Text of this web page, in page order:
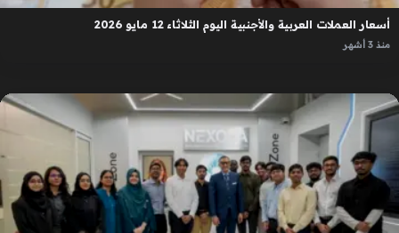
أسعار العملات العربية والأجنبية اليوم الثلاثاء 12 مايو 2026
منذ 3 أشهر